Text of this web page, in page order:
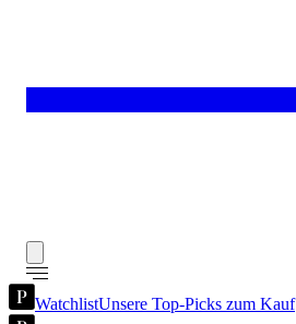
WatchlistUnsere Top-Picks zum Kauf